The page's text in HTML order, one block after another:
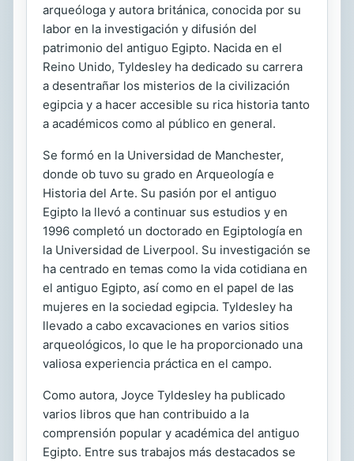
arqueóloga y autora británica, conocida por su
labor en la investigación y difusión del
patrimonio del antiguo Egipto. Nacida en el
Reino Unido, Tyldesley ha dedicado su carrera
a desentrañar los misterios de la civilización
egipcia y a hacer accesible su rica historia tanto
a académicos como al público en general.
Se formó en la Universidad de Manchester,
donde ob tuvo su grado en Arqueología e
Historia del Arte. Su pasión por el antiguo
Egipto la llevó a continuar sus estudios y en
1996 completó un doctorado en Egiptología en
la Universidad de Liverpool. Su investigación se
ha centrado en temas como la vida cotidiana en
el antiguo Egipto, así como en el papel de las
mujeres en la sociedad egipcia. Tyldesley ha
llevado a cabo excavaciones en varios sitios
arqueológicos, lo que le ha proporcionado una
valiosa experiencia práctica en el campo.
Como autora, Joyce Tyldesley ha publicado
varios libros que han contribuido a la
comprensión popular y académica del antiguo
Egipto. Entre sus trabajos más destacados se